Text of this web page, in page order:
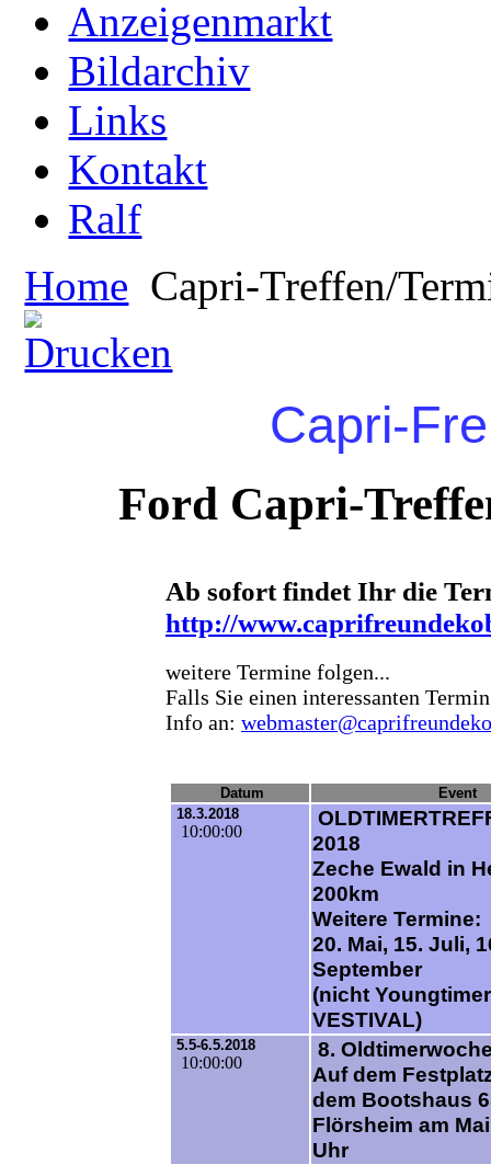
Anzeigenmarkt
Bildarchiv
Links
Kontakt
Ralf
Home Capri-Treffen/
Capri-
Ford Capri-
Ab sofort findet Ihr die
http://
weitere Termine folgen...
Falls Sie einen interessanten
Info an:
Datum
Event
18.3.2018
10:00:00
2018
Zeche Ewald in
200km
Weitere Termine:
20. Mai, 15. Juli,
September
(nicht Youngtimer
VESTIVAL)
5.5-6.5.2018
10:00:00
8.
Auf dem
dem Bootshaus
Flörsheim am
Uhr